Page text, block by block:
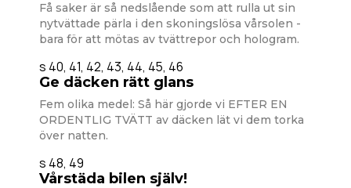
Få saker är så nedslående som att rulla ut sin
nytvättade pärla i den skoningslösa vårsolen -
bara för att mötas av tvättrepor och hologram.
s 40, 41, 42, 43, 44, 45, 46
Ge däcken rätt glans
Fem olika medel: Så här gjorde vi EFTER EN
ORDENTLIG TVÄTT av däcken lät vi dem torka
över natten.
s 48, 49
Vårstäda bilen själv!